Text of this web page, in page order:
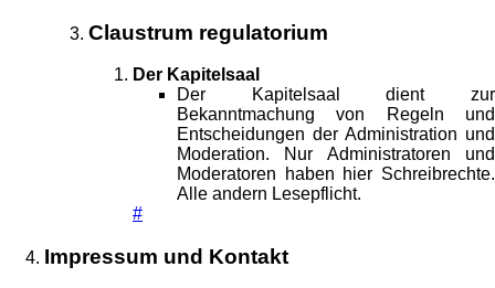
Claustrum regulatorium
Der Kapitelsaal
Der Kapitelsaal dient zur
Bekanntmachung von Regeln und
Entscheidungen der Administration und
Moderation. Nur Administratoren und
Moderatoren haben hier Schreibrechte.
Alle andern Lesepflicht.
#
Impressum und Kontakt